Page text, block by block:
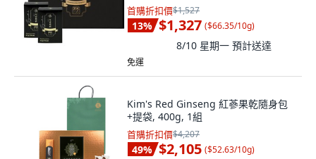
首購折扣價$1,527
13% $1,327 ($66.35/10g)
8/10 星期一 預計送達
免運
Kim's Red Ginseng 紅蔘果乾隨身包
+提袋, 400g, 1組
首購折扣價$4,207
49% $2,105 ($52.63/10g)